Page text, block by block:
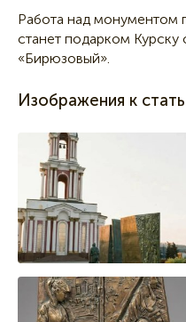
Работа над монументом
станет подарком Курску
«Бирюзовый».
Изображения к